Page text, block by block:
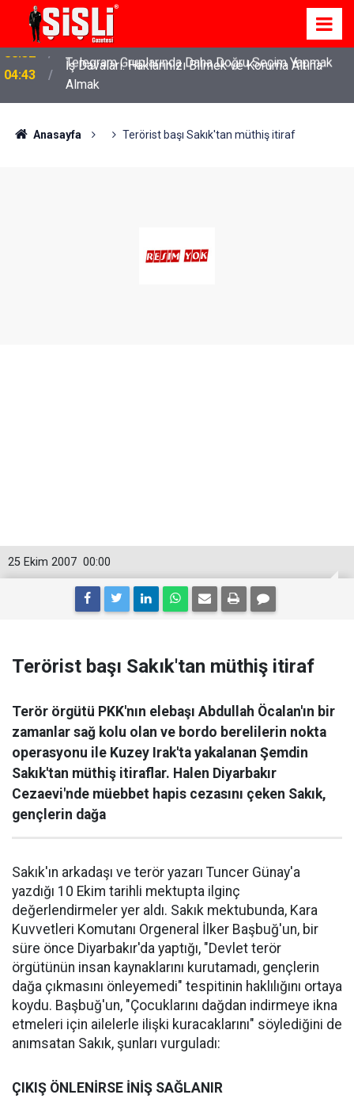
04:43
İş Davaları: Haklarınızı Bilmek ve Koruma Altına
Almak
Anasayfa Terörist başı Sakık'tan müthiş itiraf
00:00
25 Ekim 2007
Terörist başı Sakık'tan müthiş itiraf
Terör örgütü PKK'nın elebaşı Abdullah Öcalan'ın bir
zamanlar sağ kolu olan ve bordo berelilerin nokta
operasyonu ile Kuzey Irak'ta yakalanan Şemdin
Sakık'tan müthiş itiraflar. Halen Diyarbakır
Cezaevi'nde müebbet hapis cezasını çeken Sakık,
gençlerin dağa
Sakık'ın arkadaşı ve terör yazarı Tuncer Günay'a
yazdığı 10 Ekim tarihli mektupta ilginç
değerlendirmeler yer aldı. Sakık mektubunda, Kara
Kuvvetleri Komutanı Orgeneral İlker Başbuğ'un, bir
süre önce Diyarbakır'da yaptığı, "Devlet terör
örgütünün insan kaynaklarını kurutamadı, gençlerin
dağa çıkmasını önleyemedi" tespitinin haklılığını ortaya
koydu. Başbuğ'un, "Çocuklarını dağdan indirmeye ikna
etmeleri için ailelerle ilişki kuracaklarını" söylediğini de
anımsatan Sakık, şunları vurguladı:
ÇIKIŞ ÖNLENİRSE İNİŞ SAĞLANIR